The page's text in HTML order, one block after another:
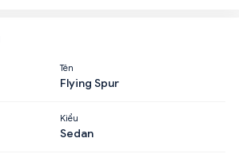
Tên
Flying Spur
Kiểu
Sedan